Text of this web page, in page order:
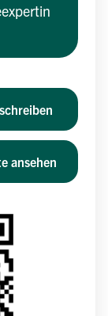
ansehen